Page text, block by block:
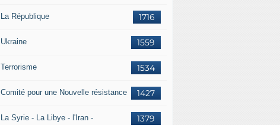
1716
La République
1559
Ukraine
1534
Terrorisme
1427
Comité pour une Nouvelle résistance
1379
La Syrie - La Libye - l'Iran -